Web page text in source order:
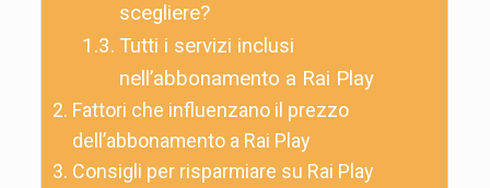
scegliere?
Tutti i servizi inclusi
nell’abbonamento a Rai Play
Fattori che influenzano il prezzo
dell’abbonamento a Rai Play
Consigli per risparmiare su Rai Play